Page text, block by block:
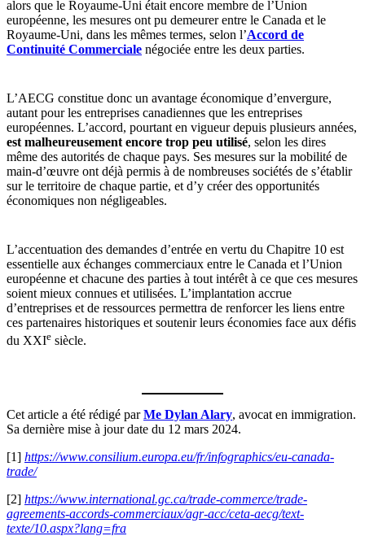
alors que le Royaume-Uni était encore membre de l’Union
européenne, les mesures ont pu demeurer entre le Canada et le
Royaume-Uni, dans les mêmes termes, selon l’Accord de
Continuité Commerciale négociée entre les deux parties.
L’AECG constitue donc un avantage économique d’envergure,
autant pour les entreprises canadiennes que les entreprises
européennes. L’accord, pourtant en vigueur depuis plusieurs années,
est malheureusement encore trop peu utilisé, selon les dires
même des autorités de chaque pays. Ses mesures sur la mobilité de
main-d’œuvre ont déjà permis à de nombreuses sociétés de s’établir
sur le territoire de chaque partie, et d’y créer des opportunités
économiques non négligeables.
L’accentuation des demandes d’entrée en vertu du Chapitre 10 est
essentielle aux échanges commerciaux entre le Canada et l’Union
européenne et chacune des parties à tout intérêt à ce que ces mesures
soient mieux connues et utilisées. L’implantation accrue
d’entreprises et de ressources permettra de renforcer les liens entre
ces partenaires historiques et soutenir leurs économies face aux défis
du XXIe siècle.
Cet article a été rédigé parMe Dylan Alary, avocat en immigration.
Sa dernière mise à jour date du 12 mars 2024.
[1] https://www.consilium.europa.eu/fr/infographics/eu-canada-
trade/
[2] https://www.international.gc.ca/trade-commerce/trade-
agreements-accords-commerciaux/agr-acc/ceta-aecg/text-
texte/10.aspx?lang=fra